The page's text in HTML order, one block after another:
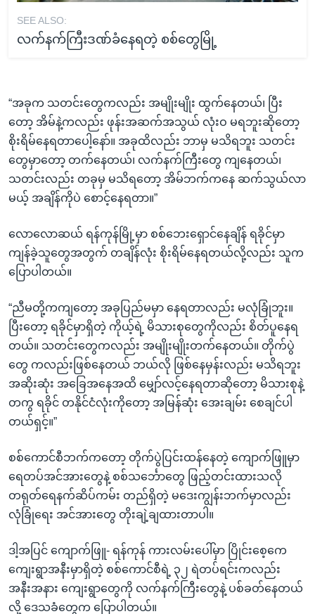
SEE ALSO:
လက်နက်ကြီးဒဏ်ခံနေရတဲ့ စစ်တွေမြို့
“အခုက သတင်းတွေကလည်း အမျိုးမျိုး ထွက်နေတယ်၊ ပြီး
တော့ အိမ်နဲ့ကလည်း ဖုန်းအဆက်အသွယ် လုံးဝ မရဘူးဆိုတော့
စိုးရိမ်နေရတာပေါ့နော်။ အခုထိလည်း ဘာမှ မသိရဘူး သတင်း
တွေမှာတော့ တက်နေတယ်၊ လက်နက်ကြီးတွေ ကျနေတယ်၊
သတင်းလည်း တခုမှ မသိရတော့ အိမ်ဘက်ကနေ ဆက်သွယ်လာ
မယ့် အချိန်ကိုပဲ စောင့်နေရတာ။”
လောလောဆယ် ရန်ကုန်မြို့မှာ စစ်ဘေးရှောင်နေချိန် ရခိုင်မှာ
ကျန်ခဲ့သူတွေအတွက် တချိန်လုံး စိုးရိမ်နေရတယ်လို့လည်း သူက
ပြောပါတယ်။
“ညီမတို့ကကျတော့ အခုပြည်မမှာ နေရတာလည်း မလုံခြုံဘူး။
ပြီးတော့ ရခိုင်မှာရှိတဲ့ ကိုယ့်ရဲ့ မိသားစုတွေကိုလည်း စိတ်ပူနေရ
တယ်။ သတင်းတွေကလည်း အမျိုးမျိုးတက်နေတယ်။ တိုက်ပွဲ
တွေ ကလည်းဖြစ်နေတယ် ဘယ်လို ဖြစ်နေမှန်းလည်း မသိရဘူး
အဆိုးဆုံး အခြေအနေအထိ မျှော်လင့်နေရတာဆိုတော့ မိသားစုနဲ့
တကွ ရခိုင် တနိုင်ငံလုံးကိုတော့ အမြန်ဆုံး အေးချမ်း စေချင်ပါ
တယ်ရှင့်။”
စစ်ကောင်စီဘက်ကတော့ တိုက်ပွဲပြင်းထန်နေတဲ့ ကျောက်ဖြူမှာ
ရေတပ်အင်အားတွေနဲ့ စစ်သင်္ဘောတွေ ဖြည့်တင်းထားသလို
တရုတ်ရေနက်ဆိပ်ကမ်း တည်ရှိတဲ့ မဒေးကျွန်းဘက်မှာလည်း
လုံခြုံရေး အင်အားတွေ တိုးချဲ့ချထားတာပါ။
ဒါ့အပြင် ကျောက်ဖြူ- ရန်ကုန် ကားလမ်းပေါ်မှာ ပြိုင်းစေ့ကေ
ကျေးရွာအနီးမှာရှိတဲ့ စစ်ကောင်စီရဲ့ ၃၂ ရဲတပ်ရင်းကလည်း
အနီးအနား ကျေးရွာတွေကို လက်နက်ကြီးတွေနဲ့ ပစ်ခတ်နေတယ်
လို့ ဒေသခံတွေက ပြောပါတယ်။